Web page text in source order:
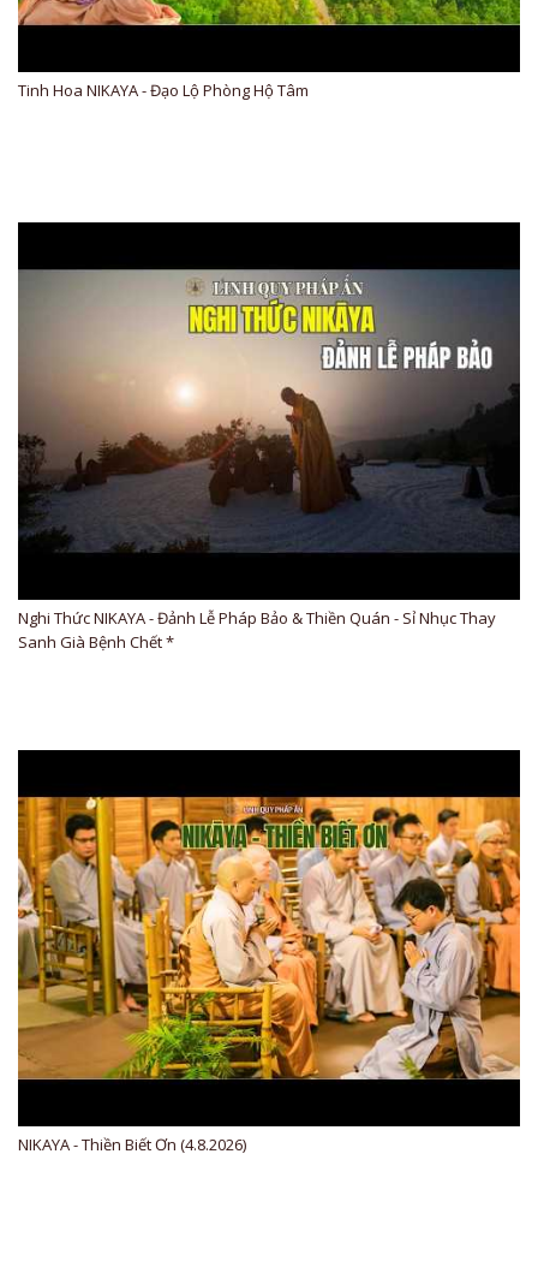
Tinh Hoa NIKAYA - Đạo Lộ Phòng Hộ Tâm
Nghi Thức NIKAYA - Đảnh Lễ Pháp Bảo & Thiền Quán - Sỉ Nhục Thay
Sanh Già Bệnh Chết *
NIKAYA - Thiền Biết Ơn (4.8.2026)